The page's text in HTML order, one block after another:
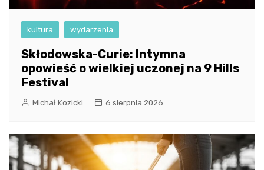
kultura wydarzenia
Skłodowska-Curie: Intymna
opowieść o wielkiej uczonej na 9 Hills
Festival
Michał Kozicki 6 sierpnia 2026